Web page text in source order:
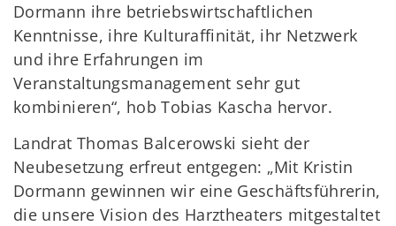
Dormann ihre betriebswirtschaftlichen
Kenntnisse, ihre Kulturaffinität, ihr Netzwerk
und ihre Erfahrungen im
Veranstaltungsmanagement sehr gut
kombinieren“, hob Tobias Kascha hervor.
Landrat Thomas Balcerowski sieht der
Neubesetzung erfreut entgegen: „Mit Kristin
Dormann gewinnen wir eine Geschäftsführerin,
die unsere Vision des Harztheaters mitgestaltet